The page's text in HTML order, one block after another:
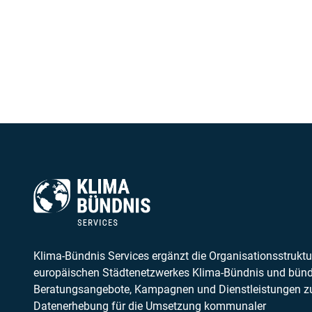
Klima-Bündnis Services ergänzt die
europäischen Städtenetzwerkes Klima-Bündnis und
Beratungsangebote, Kampagnen und Dienstleistungen
Datenerhebung für die Umsetzung kommunaler